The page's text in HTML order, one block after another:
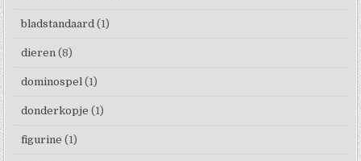
bladstandaard (1)
dieren (8)
dominospel (1)
donderkopje (1)
figurine (1)